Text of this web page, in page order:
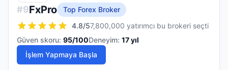
#9FxPro
Top Forex Broker
4.8/57,800,000 yatırımcı bu brokeri seçti
Güven skoru: 95/100Deneyim: 17yıl
İşlem Yapmaya Başla